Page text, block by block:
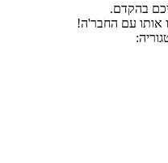
בהקדם.
אותו עם החבר'ה!